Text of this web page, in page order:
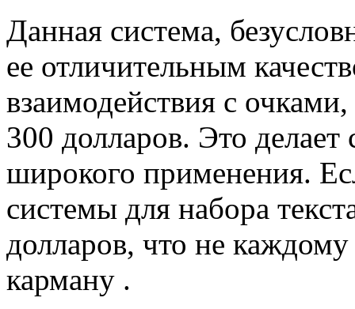
Данная система,
ее отличительным
взаимодействия с
300 долларов. Это
широкого применения.
системы для набора
долларов, что не
карману .